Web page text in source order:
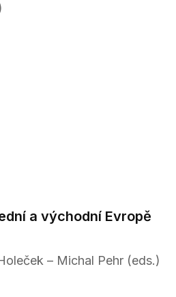
a východní Evropě
– Michal Pehr (eds.)